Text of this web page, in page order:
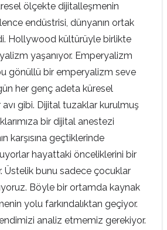
ölçekte dijitalleşmenin
endüstrisi, dünyanın ortak
Hollywood kültürüyle birlikte
yaşanıyor. Emperyalizm
gönüllü bir emperyalizm seve
her genç adeta küresel
gibi. Dijital tuzaklar kurulmuş
bir dijital anestezi
karşısına geçtiklerinde
hayattaki önceliklerini bir
Üstelik bunu sadece çocuklar
Böyle bir ortamda kaynak
yolu farkındalıktan geçiyor.
analiz etmemiz gerekiyor.